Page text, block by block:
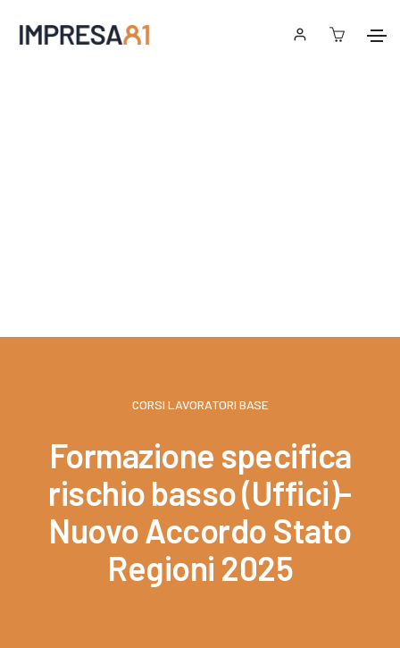
CORSI LAVORATORI BASE
Formazione specifica
rischio basso (Uffici)-
Nuovo Accordo Stato
Regioni 2025